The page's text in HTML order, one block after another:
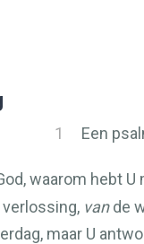
1 Een
waarom hebt U
vande
maar U